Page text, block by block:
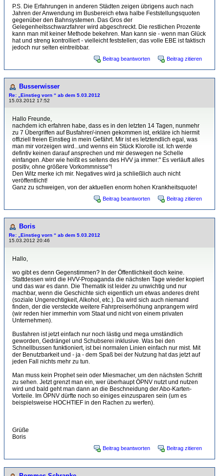
P.S. Die Erfahrungen in anderen Städten zeigen übrigens auch nach
Jahren der Anwendung im Busbereich etwa halbe Feststellungsquoten
gegenüber den Bahnsystemen. Das Gros der
Gelegenheitsschwarzfahrer wird abgeschreckt. Die restlichen Prozente
kann man mit keiner Methode bekehren. Man kann sie - wenn man Glück
hat und streng kontrolliert - vielleicht feststellen; das volle EBE ist faktisch
jedoch nur selten eintreibbar.
Beitrag beantworten Beitrag zitieren
Busserwisser
Re: „Einstieg vorn “ ab dem 5.03.2012
15.03.2012 17:52
Hallo Freunde,
nachdem ich erfahren habe, dass es in den letzten 14 Tagen, nunmehr
zu 7 Übergriffen auf Busfahrer/-innen gekommen ist, erkläre ich hiermit
offiziell freien Einstieg in mein Gefährt. Mir ist es letztendlich egal, was
man mir vorzeigen wird...und wenns ein Stück Klorolle ist. Ich werde
defintiv keinen darauf ansprechen und mir deswegen ne Schelle
einfangen. Aber wie heißt es seitens des HVV ja immer:" Es verläuft alles
positiv, ohne größere Vorkommnisse"!
Den Witz merke ich mir. Negatives wird ja schließlich auch nicht
veröffentlicht!
Ganz zu schweigen, von der aktuellen enorm hohen Krankheitsquote!
Beitrag beantworten Beitrag zitieren
Boris
Re: „Einstieg vorn “ ab dem 5.03.2012
15.03.2012 20:46
Hallo,
wo gibt es denn Gegenstimmen? In der Öffentlichkeit doch keine.
Stattdessen wird die HVV-Propaganda die nächsten Tage wieder kopiert
und das war es dann. Die Thematik ist leider zu unwichtig und nur
machbar, wenn die Geschichte sich eigentlich um etwas anderes dreht
(soziale Ungerechtigkeit, Alkohol, etc.). Da wird sich auch niemand
finden, der die versteckte weitere Fahrpreiserhöhung anprangern wird
(wir reden hier immerhin vom Staat und nicht von einem privaten
Unternehmen).
Busfahren ist jetzt einfach nur noch lästig und mega umständlich
geworden, Gedrängel und Schubserei inklusive. Was bei den
Schnellbussen funktioniert, ist bei normalen Linien einfach nur mist. Mit
der Benutzbarkeit und - ja - dem Spaß bei der Nutzung hat das jetzt auf
jeden Fall nichts mehr zu tun.
Man muss kein Prophet sein oder Miesmacher, um den nächsten Schritt
zu sehen. Jetzt grenzt man ein, wer überhaupt ÖPNV nutzt und nutzen
wird und bald geht man dann an die Beschneidung der Abo-Karten-
Vorteile. Im ÖPNV dürfte noch so einiges einzusparen sein (um es
beispielsweise HOCHTIEF in den Rachen zu werfen).
Grüße
Boris
Beitrag beantworten Beitrag zitieren